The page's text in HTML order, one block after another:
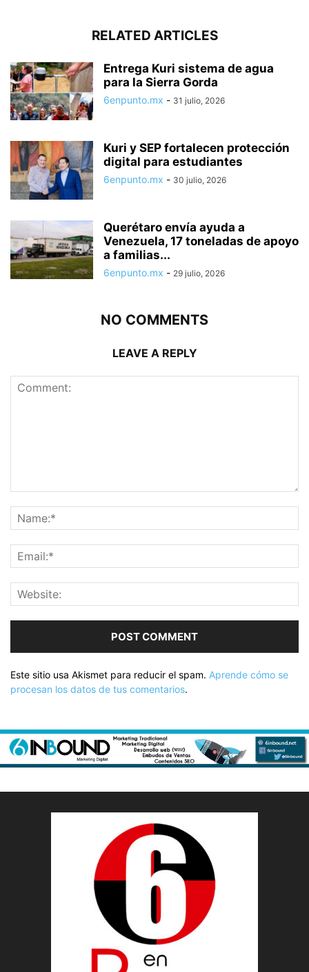
RELATED ARTICLES
Entrega Kuri sistema de agua
para la Sierra Gorda
6enpunto.mx - 31 julio, 2026
Kuri y SEP fortalecen protección
digital para estudiantes
6enpunto.mx - 30 julio, 2026
Querétaro envía ayuda a
Venezuela, 17 toneladas de apoyo
a familias...
6enpunto.mx - 29 julio, 2026
NO COMMENTS
LEAVE A REPLY
Este sitio usa Akismet para reducir el spam. Aprende cómo se
procesan los datos de tus comentarios.